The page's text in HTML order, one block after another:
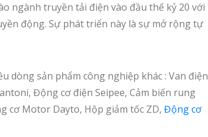
ngành truyền tải điện vào đầu thế kỷ 20 với
động. Sự phát triển này là sự mở rộng tự
dòng sản phẩm công nghiệp khác : Van điện
Động cơ điện Seipee, Cảm biến rung
cơ Motor Dayto, Hộp giảm tốc ZD, Động cơ